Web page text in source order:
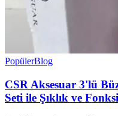
PopülerBlog
CSR Aksesuar 3'lü
Seti ile Şıklık ve